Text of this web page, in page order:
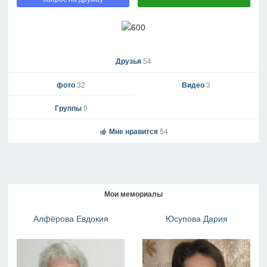
Друзья54
фото32 Видео3
Группы0
Мне нравится54
Мои мемориалы
Алфёрова Евдокия Юсупова Дария